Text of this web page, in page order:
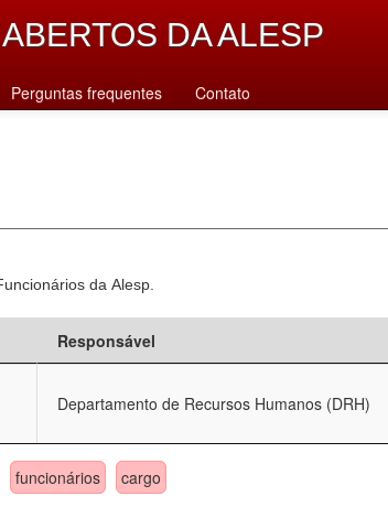
DA ALESP
Perguntas frequentes Contato
da Alesp.
Responsável
Departamento de Recursos Humanos (DRH)
funcionários cargo